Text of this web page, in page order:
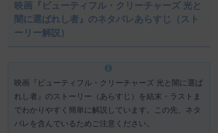
映画『ビューティフル・クリーチャーズ 光と
闇に選ばれし者』のネタバレあらすじ（スト
ーリー解説）
映画『ビューティフル・クリーチャーズ 光と闇に選ば
れし者』のストーリー（あらすじ）を結末・ラストま
でわかりやすく簡単に解説しています。この先、ネタ
バレを含んでいるためご注意ください。